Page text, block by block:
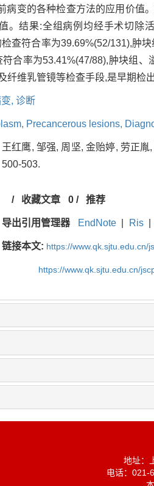
病变的各种检查方法的应用价值
。结果:全组病例均经手术切除
查符合率为39.69%(52/131),肿
合率为53.41%(47/88),肿块组
纤维乳管镜等检查手段,是早期检
, 诊断
Precancerous lesions,
王红鹰, 邹强, 周坚, 金贻婷, 劳正
500-503.
/ 收藏文章 0/ 推荐
导出引用管理器 EndNote Ris
链接本文: https://www.qk.sjtu.edu.cn/
https://www.qk.sjtu.edu.cn/
地址：
电话：021-